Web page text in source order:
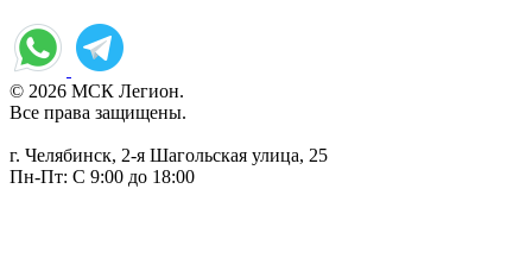
© 2026 МСК Легион.
Все права защищены.
г. Челябинск, 2-я Шагольская улица, 25
Пн-Пт: С 9:00 до 18:00